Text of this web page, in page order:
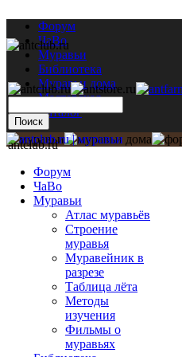
Форум
ЧаВо
Муравьи
Библиотека
Муравьи дома
Мастерская
Каталог
antclub.ru
Форум
ЧаВо
Муравьи
Атлас муравьёв
Строение
муравья
Муравейник в
разрезе
Таблица лёта
Методы
изучения
Фильмы о
муравьях